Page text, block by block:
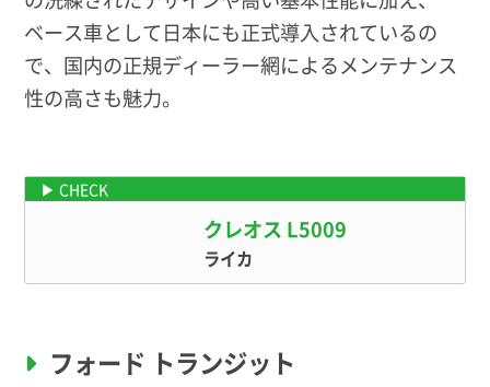
ベース車として日本にも正式導入されているの
で、国内の正規ディーラー網によるメンテナンス
性の高さも魅力。
例えばこんなモデルに！
クレオス L5009
ライカ
フォード トランジット